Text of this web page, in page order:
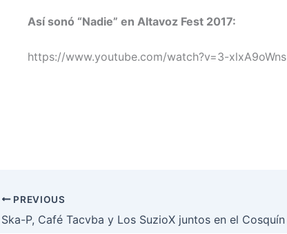
Así sonó “Nadie” en Altavoz Fest 2017:
https://www.youtube.com/watch?v=3-xlxA9oWns
PREVIOUS